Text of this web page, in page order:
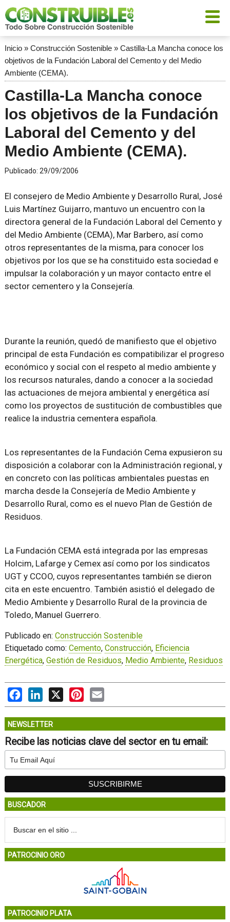
Inicio» Construcción Sostenible» Castilla-La Mancha conoce los
objetivos de la Fundación Laboral del Cemento y del Medio
Ambiente (CEMA).
Castilla-La Mancha conoce
los objetivos de la Fundación
Laboral del Cemento y del
Medio Ambiente (CEMA).
Publicado: 29/09/2006
El consejero de Medio Ambiente y Desarrollo Rural, José
Luis Martínez Guijarro, mantuvo un encuentro con la
directora general de la Fundación Laboral del Cemento y
del Medio Ambiente (CEMA), Mar Barbero, así como
otros representantes de la misma, para conocer los
objetivos por los que se ha constituido esta sociedad e
impulsar la colaboración y un mayor contacto entre el
sector cementero y la Consejería.
Durante la reunión, quedó de manifiesto que el objetivo
principal de esta Fundación es compatibilizar el progreso
económico y social con el respeto al medio ambiente y
los recursos naturales, dando a conocer a la sociedad
las actuaciones de mejora ambiental y energética así
como los proyectos de sustitución de combustibles que
realice la industria cementera española.
Los representantes de la Fundación Cema expusieron su
disposición a colaborar con la Administración regional, y
en concreto con las políticas ambientales puestas en
marcha desde la Consejería de Medio Ambiente y
Desarrollo Rural, como es el nuevo Plan de Gestión de
Residuos.
La Fundación CEMA está integrada por las empresas
Holcim, Lafarge y Cemex así como por los sindicatos
UGT y CCOO, cuyos representantes también se dieron
cita en este encuentro. También asistió el delegado de
Medio Ambiente y Desarrollo Rural de la provincia de
Toledo, Manuel Guerrero.
Publicado en: Construcción Sostenible
Etiquetado como: Cemento, Construcción, Eficiencia
Energética, Gestión de Residuos, Medio Ambiente, Residuos
FacebookLinkedIn
X PinterestEmail
NEWSLETTER
Recibe las noticias clave del sector en tu email:
BUSCADOR
PATROCINIO ORO
PATROCINIO PLATA